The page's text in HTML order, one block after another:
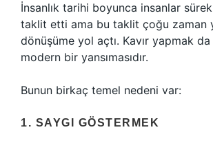
İnsanlık tarihi boyunca insanlar
taklit etti ama bu taklit çoğu zaman
dönüşüme yol açtı. Kavır yapmak
modern bir yansımasıdır.
Bunun birkaç temel nedeni var:
1. SAYGI GÖSTERMEK